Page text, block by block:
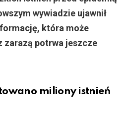
wywiadzie ujawnił
która może
zarazą potrwa jeszcze
miliony istnień